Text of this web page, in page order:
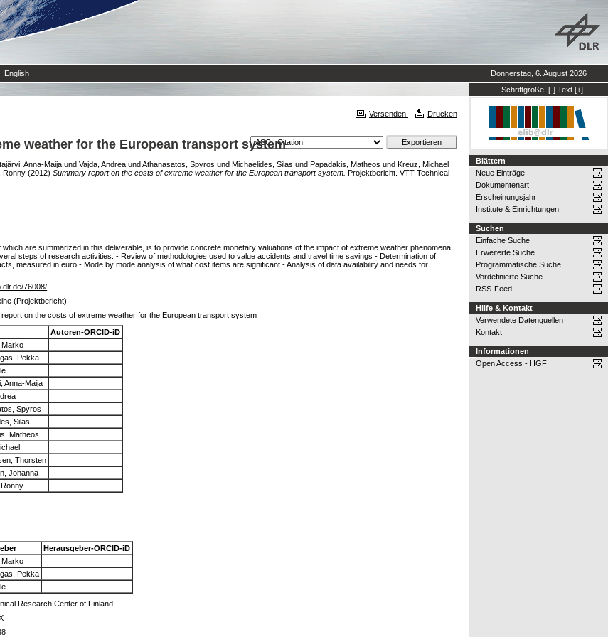
English
Donnerstag, 6. August 2026
Schriftgröße: [-] Text [+]
Versenden Drucken
weather for the European transport system
Anna-Maija und Vajda, Andrea undAthanasatos, Spyros und Michaelides, Silas und Papadakis, Matheos und Kreuz, Michael
Ronny (2012) Summary report on the costs of extreme weather for the European transport system. Projektbericht. VTT Technical
are summarized in this deliverable, is to provide concrete monetary valuations of the impact of extreme weather phenomena
steps of research activities: - Review of methodologies used to value accidents and travel time savings - Determination of
measured in euro - Mode by mode analysis of what cost items are significant - Analysis of data availability and needs for
76008/
(Projektbericht)
on the costs of extreme weather for the European transport system
Autoren-ORCID-iD
Marko
Pekka
Anna-Maija
Spyros
Silas
Matheos
Thorsten
Johanna
Ronny
Herausgeber-ORCID-iD
Marko
Pekka
Research Center of Finland
Blättern
Neue Einträge
Dokumentenart
Erscheinungsjahr
Institute & Einrichtungen
Suchen
Einfache Suche
Erweiterte Suche
Programmatische Suche
Vordefinierte Suche
RSS-Feed
Hilfe & Kontakt
Verwendete Datenquellen
Kontakt
Informationen
Open Access - HGF